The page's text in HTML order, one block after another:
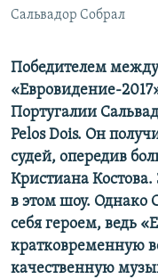
Все сайты RFE/RL
Сальвадор Собрал
Победителем
«Евровидение-
Португалии
Pelos Dois. Он
судей, опередив
Кристиана Костова.
в этом шоу. Однако
себя героем, ведь
кратковременную
качественную